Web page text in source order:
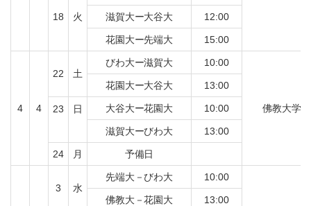
18 火 滋賀大ー大谷大 12:00
花園大ー先端大 15:00
4 4
22 土
びわ大ー滋賀大 10:00
佛教大学
花園大ー大谷大 13:00
23 日 大谷大ー花園大 10:00
滋賀大ーびわ大 13:00
24 月 予備日
3 水
先端大－びわ大 10:00
佛教大－花園大 13:00